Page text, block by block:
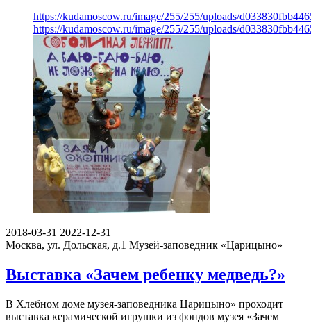
https://kudamoscow.ru/image/255/255/uploads/
https://kudamoscow.ru/image/255/255/uploads/
2018-03-31 2022-12-31
Москва, ул. Дольская, д.1 Музей-заповедник «Царицыно»
Выставка «Зачем ребенку медведь?»
В Хлебном доме музея-заповедника Царицыно» проходит
выставка керамической игрушки из фондов музея «Зачем